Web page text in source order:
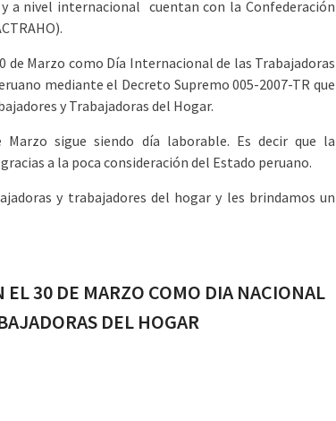
y a nivel internacional cuentan con la Confederación
Marzo como Día Internacional de las Trabajadoras
mediante el Decreto Supremo 005-2007-TR que
y Trabajadoras del Hogar.
sigue siendo día laborable. Es decir que la
a la poca consideración del Estado peruano.
y trabajadores del hogar y les brindamos un
30 DE MARZO COMO DIA NACIONAL
DEL HOGAR